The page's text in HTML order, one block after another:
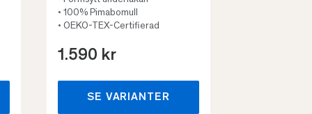
• 100% Pimabomull
• OEKO-TEX-Certifierad
1.590 kr
SE VARIANTER